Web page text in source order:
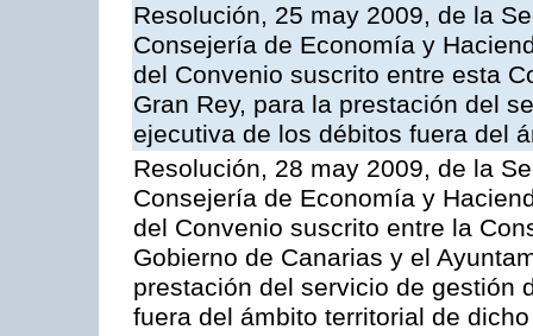
Resolución, 25 may 2009, de la
Consejería de Economía y
del Convenio suscrito entre esta
Gran Rey, para la prestación del
ejecutiva de los débitos fuera del
Resolución, 28 may 2009, de la
Consejería de Economía y
del Convenio suscrito entre la
Gobierno de Canarias y el
prestación del servicio de gestión
fuera del ámbito territorial de